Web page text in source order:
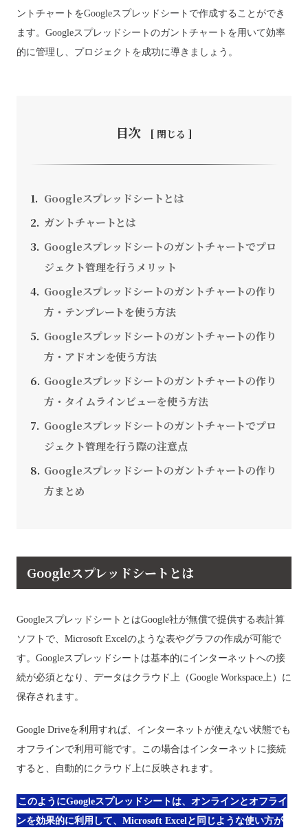
お問い合わせ
採用情報
ントチャートをGoogleスプレッドシートで作成することができ
ます。Googleスプレッドシートのガントチャートを用いて効率
的に管理し、プロジェクトを成功に導きましょう。
目次
Googleスプレッドシートとは
ガントチャートとは
Googleスプレッドシートのガントチャートでプロ
ジェクト管理を行うメリット
Googleスプレッドシートのガントチャートの作り
方・テンプレートを使う方法
Googleスプレッドシートのガントチャートの作り
方・アドオンを使う方法
Googleスプレッドシートのガントチャートの作り
方・タイムラインビューを使う方法
Googleスプレッドシートのガントチャートでプロ
ジェクト管理を行う際の注意点
Googleスプレッドシートのガントチャートの作り
方まとめ
Googleスプレッドシートとは
GoogleスプレッドシートとはGoogle社が無償で提供する表計算
ソフトで、Microsoft Excelのような表やグラフの作成が可能で
す。Googleスプレッドシートは基本的にインターネットへの接
続が必須となり、データはクラウド上（Google Workspace上）に
保存されます。
Google Driveを利用すれば、インターネットが使えない状態でも
オフラインで利用可能です。この場合はインターネットに接続
すると、自動的にクラウド上に反映されます。
このようにGoogleスプレッドシートは、オンラインとオフライ
ンを効果的に利用して、Microsoft Excelと同じような使い方が